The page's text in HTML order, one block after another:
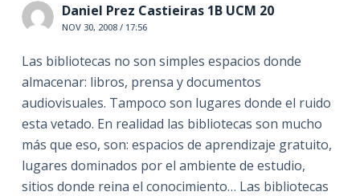
Daniel Prez Castieiras 1B UCM 20
NOV 30, 2008 / 17:56
Las bibliotecas no son simples espacios donde
almacenar: libros, prensa y documentos
audiovisuales. Tampoco son lugares donde el ruido
esta vetado. En realidad las bibliotecas son mucho
más que eso, son: espacios de aprendizaje gratuito,
lugares dominados por el ambiente de estudio,
sitios donde reina el conocimiento… Las bibliotecas